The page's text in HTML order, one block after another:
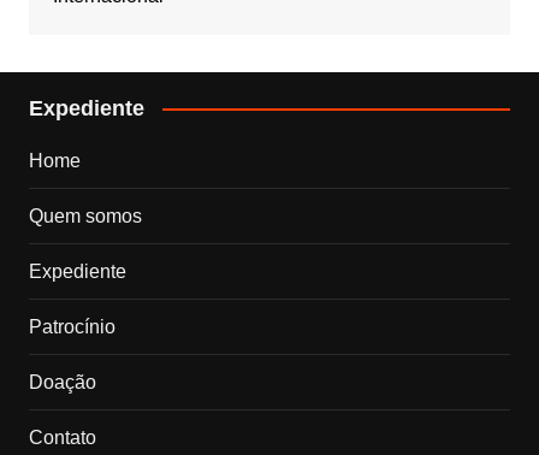
Expediente
Home
Quem somos
Expediente
Patrocínio
Doação
Contato